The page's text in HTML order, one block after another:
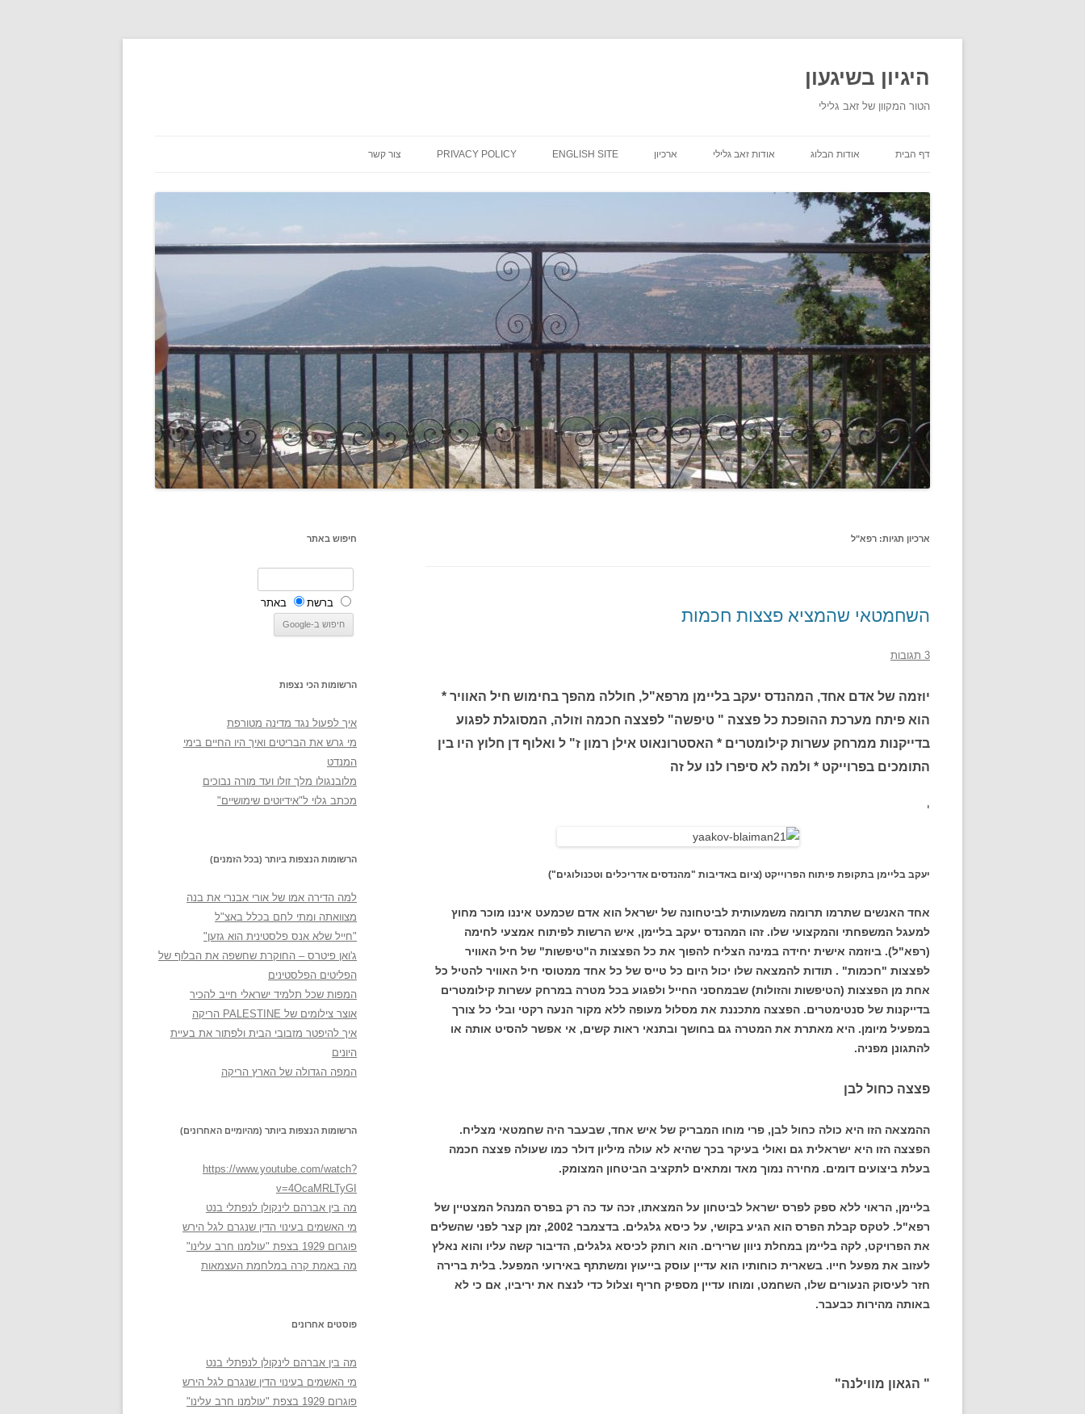
היגיון בשיגעון
הטור המקוון של זאב גלילי
דף הבית אודות הבלוג אודות זאב גלילי ארכיון ENGLISH SITE
PRIVACY POLICY צור קשר
ארכיון תגיות: רפא"ל
השחמטאי שהמציא פצצות חכמות
3 תגובות
יוזמה של אדם אחד, המהנדס יעקב בליימן מרפא"ל, חוללה מהפך בחימוש חיל האוויר *
הוא פיתח מערכת ההופכת כל פצצה " טיפשה" לפצצה חכמה וזולה, המסוגלת לפגוע
בדייקנות ממרחק עשרות קילומטרים * האסטרונאוט אילן רמון ז" ל ואלוף דן חלוץ היו בין
התומכים בפרוייקט * ולמה לא סיפרו לנו על זה
י
יעקב בליימן בתקופת פיתוח הפרוייקט (ציום באדיבות "מהנדסים אדריכלים וטכנולוגים")
אחד האנשים שתרמו תרומה משמעותית לביטחונה של ישראל הוא אדם שכמעט איננו מוכר מחוץ
למעגל המשפחתי והמקצועי שלו. זהו המהנדס יעקב בליימן, איש הרשות לפיתוח אמצעי לחימה
(רפא"ל). ביוזמה אישית יחידה במינה הצליח להפוך את כל הפצצות ה"טיפשות" של חיל האוויר
לפצצות "חכמות" . תודות להמצאה שלו יכול היום כל טייס של כל אחד ממטוסי חיל האוויר להטיל כל
אחת מן הפצצות (הטיפשות והזולות) שבמחסני החייל ולפגוע בכל מטרה במרחק עשרות קילומטרים
בדייקנות של סנטימטרים. הפצצה מתכננת את מסלול מעופה ללא מקור הנעה רקטי ובלי כל צורך
במפעיל מיומן. היא מאתרת את המטרה גם בחושך ובתנאי ראות קשים, אי אפשר להסיט אותה או
להתגונן מפניה.
פצצה כחול לבן
ההמצאה הזו היא כולה כחול לבן, פרי מוחו המבריק של איש אחד, שבעבר היה שחמטאי מצליח.
הפצצה הזו היא ישראלית גם ואולי בעיקר בכך שהיא לא עולה מיליון דולר כמו שעולה פצצה חכמה
בעלת ביצועים דומים. מחירה נמוך מאד ומתאים לתקציב הביטחון המצומק.
בליימן, הראוי ללא ספק לפרס ישראל לביטחון על המצאתו, זכה עד כה רק בפרס המנהל המצטיין של
רפא"ל. לטקס קבלת הפרס הוא הגיע בקושי, על כיסא גלגלים. בדצמבר 2002, זמן קצר לפני שהשלים
את הפרויקט, לקה בליימן במחלת ניוון שרירים. הוא רותק לכיסא גלגלים, הדיבור קשה עליו והוא נאלץ
לעזוב את מפעל חייו. בשארית כוחותיו הוא עדיין עוסק בייעוץ ומשתתף באירועי המפעל. בלית ברירה
חזר לעיסוק הנעורים שלו, השחמט, ומוחו עדיין מספיק חריף וצלול כדי לנצח את יריביו, אם כי לא
באותה מהירות כבעבר.
" הגאון מווילנה"
חיפוש באתר
ברשת באתר
הרשומות הכי נצפות
איך לפעול נגד מדינה מטורפת
מי גרש את הבריטים ואיך היו החיים בימי
המנדט
מלובנגולו מלך זולו ועד מורה נבוכים
מכתב גלוי ל"אידיוטים שימושיים"
הרשומות הנצפות ביותר (בכל הזמנים)
למה הדירה אמו של אורי אבנרי את בנה
מצוואתה ומתי לחם בכלל באצ"ל
"חייל שלא אנס פלסטינית הוא גזען"
ג'ואן פיטרס – החוקרת שחשפה את הבלוף של
הפליטים הפלסטינים
המפות שכל תלמיד ישראלי חייב להכיר
אוצר צילומים של PALESTINE הריקה
איך להיפטר מזבובי הבית ולפתור את בעיית
היונים
המפה הגדולה של הארץ הריקה
הרשומות הנצפות ביותר (מהיומיים האחרונים)
https://www.youtube.com/watch?
v=4OcaMRLTyGI
מה בין אברהם לינקולן לנפתלי בנט
מי האשמים בעינוי הדין שנגרם לגל הירש
פוגרום 1929 בצפת "עולמנו חרב עלינו"
מה באמת קרה במלחמת העצמאות
פוסטים אחרונים
מה בין אברהם לינקולן לנפתלי בנט
מי האשמים בעינוי הדין שנגרם לגל הירש
פוגרום 1929 בצפת "עולמנו חרב עלינו"